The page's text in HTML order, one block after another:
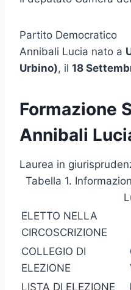
Partito Democratico
Annibali Lucia nato a
Urbino), il 18
Formazione
Annibali
Laurea in
Tabella 1.
ELETTO NELLA
CIRCOSCRIZIONE
COLLEGIO DI
ELEZIONE
LISTA DI ELEZIONE